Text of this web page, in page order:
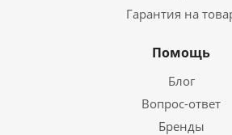
Гарантия на
Помощь
Блог
Вопрос-ответ
Бренды